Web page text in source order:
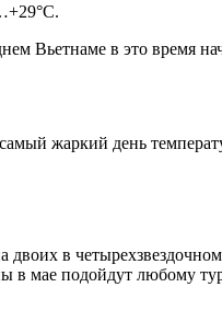
Вьетнаме в это время
жаркий день
в четырехзвездочном
в мае подойдут любому